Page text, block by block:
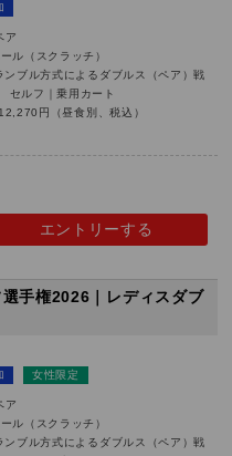
ア
ル（スクラッチ）
ンブル方式によるダブルス（ペア）戦
セルフ｜乗用カート
12,270円（昼食別、税込）
エントリーする
手権2026｜レディスダブ
女性限定
ア
ル（スクラッチ）
ンブル方式によるダブルス（ペア）戦